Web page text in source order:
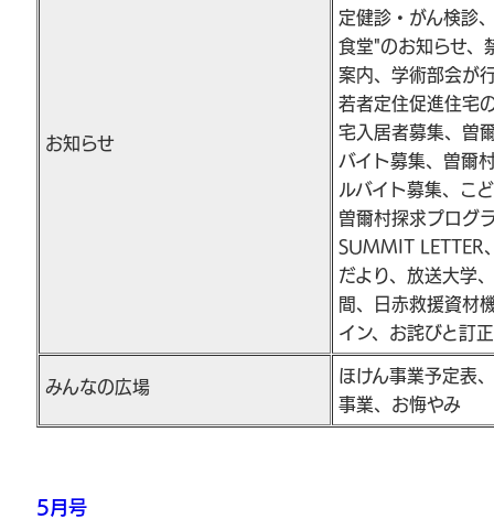
お知らせ
定健診・がん検診
食堂"のお知らせ、
案内、学術部会が
若者定住促進住宅
宅入居者募集、曽
バイト募集、曽爾
ルバイト募集、こ
曽爾村探求プログ
SUMMIT LETTER
だより、放送大学
間、日赤救援資材
イン、お詫びと訂正
みんなの広場
ほけん事業予定表
事業、お悔やみ
5月号